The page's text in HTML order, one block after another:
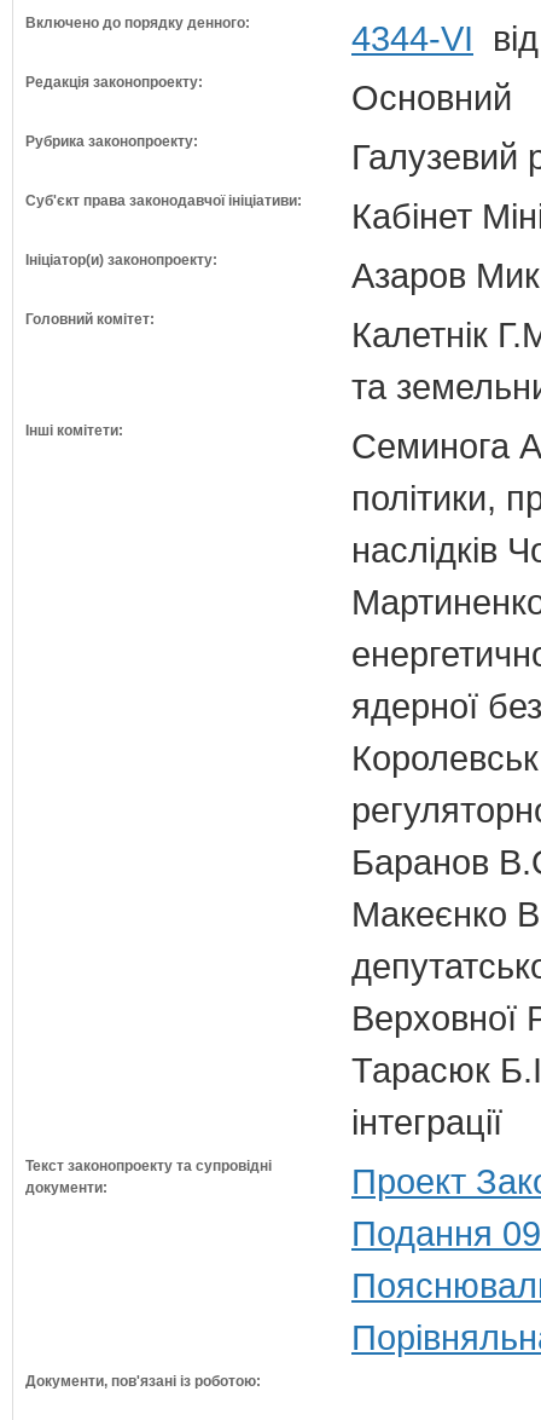
Включено до порядку денного: 4344-VI
Редакція законопроекту: Основний
Рубрика законопроекту: Галузевий
Суб'єкт права законодавчої ініціативи: Кабінет
Ініціатор(и) законопроекту: Азаров
Головний комітет:
Калетнік
та
Інші комітети:
Семинога
політики,
наслідків
ядерної
Баранов
Макеєнко
Верховної
Тарасюк
інтеграції
Текст законопроекту та супровідні
документи:
Проект
Подання
Документи, пов'язані із роботою: